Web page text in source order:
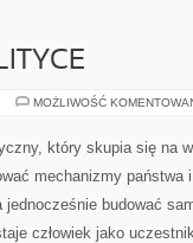
MOŻLIWOŚĆ
który skupia się na
mechanizmy państwa
budować
człowiek jako